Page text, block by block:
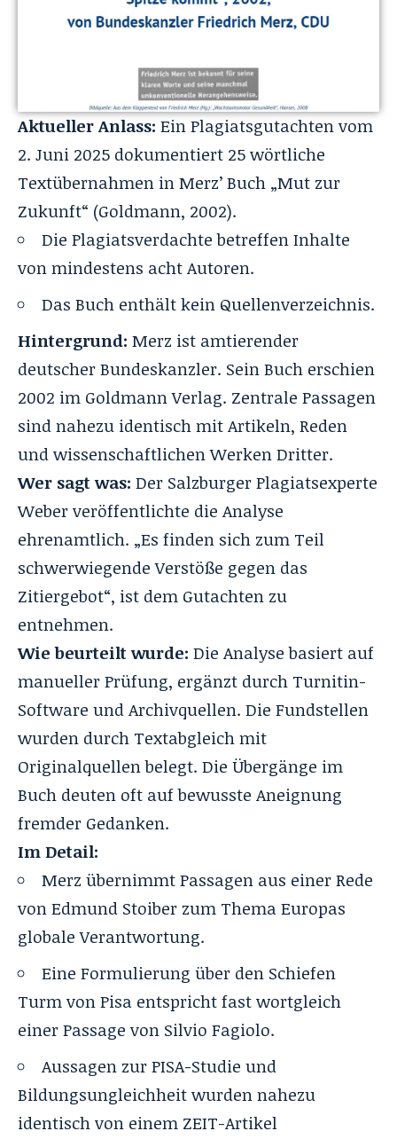
Aktueller Anlass: Ein Plagiatsgutachten vom
2. Juni 2025 dokumentiert 25 wörtliche
Textübernahmen in Merz’ Buch „Mut zur
Zukunft“ (Goldmann, 2002).
Die Plagiatsverdachte betreffen Inhalte
von mindestens acht Autoren.
Das Buch enthält kein Quellenverzeichnis.
Hintergrund: Merz ist amtierender
deutscher Bundeskanzler. Sein Buch erschien
2002 im Goldmann Verlag. Zentrale Passagen
sind nahezu identisch mit Artikeln, Reden
und wissenschaftlichen Werken Dritter.
Wer sagt was: Der Salzburger Plagiatsexperte
Weber veröffentlichte die Analyse
ehrenamtlich. „Es finden sich zum Teil
schwerwiegende Verstöße gegen das
Zitiergebot“, ist dem Gutachten zu
entnehmen.
Wie beurteilt wurde: Die Analyse basiert auf
manueller Prüfung, ergänzt durch Turnitin-
Software und Archivquellen. Die Fundstellen
wurden durch Textabgleich mit
Originalquellen belegt. Die Übergänge im
Buch deuten oft auf bewusste Aneignung
fremder Gedanken.
Im Detail:
Merz übernimmt Passagen aus einer Rede
von Edmund Stoiber zum Thema Europas
globale Verantwortung.
Eine Formulierung über den Schiefen
Turm von Pisa entspricht fast wortgleich
einer Passage von Silvio Fagiolo.
Aussagen zur PISA-Studie und
Bildungsungleichheit wurden nahezu
identisch von einem ZEIT-Artikel